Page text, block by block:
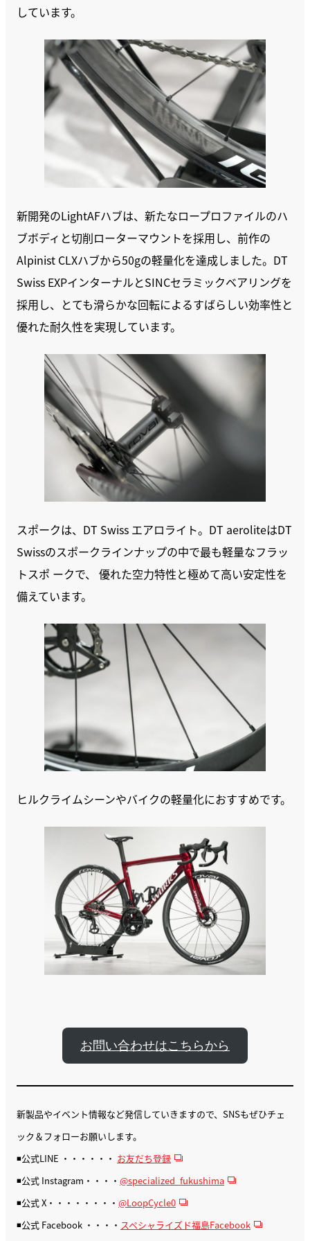
しています。
新開発のLightAFハブは、新たなロープロファイルのハ
ブボディと切削ローターマウントを採用し、前作の
Alpinist CLXハブから50gの軽量化を達成しました。DT
Swiss EXPインターナルとSINCセラミックベアリングを
採用し、とても滑らかな回転によるすばらしい効率性と
優れた耐久性を実現しています。
スポークは、DT Swiss エアロライト。DT aeroliteはDT
Swissのスポークラインナップの中で最も軽量なフラッ
トスポ ークで、 優れた空力特性と極めて高い安定性を
備えています。
ヒルクライムシーンやバイクの軽量化におすすめです。
お問い合わせはこちらから
新製品やイベント情報など発信していきますので、SNSもぜひチェ
ック＆フォローお願いします。
◾️公式LINE ・・・・・・ お友だち登録
◾️公式 Instagram・・・・ @specialized_fukushima
◾️公式 X・・・・・・・・ @LoopCycle0
◾️公式 Facebook ・・・・ スペシャライズド福島Facebook